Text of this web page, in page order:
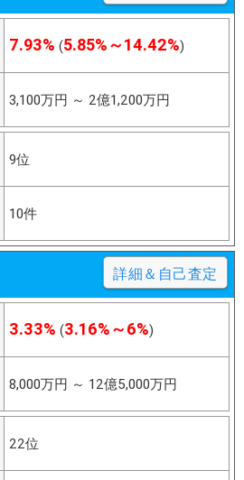
7.93% (5.85%～14.42%)
3,100万円 ～ 2億1,200万円
9位
10件
詳細＆自己査定
3.33% (3.16%～6%)
8,000万円 ～ 12億5,000万円
22位